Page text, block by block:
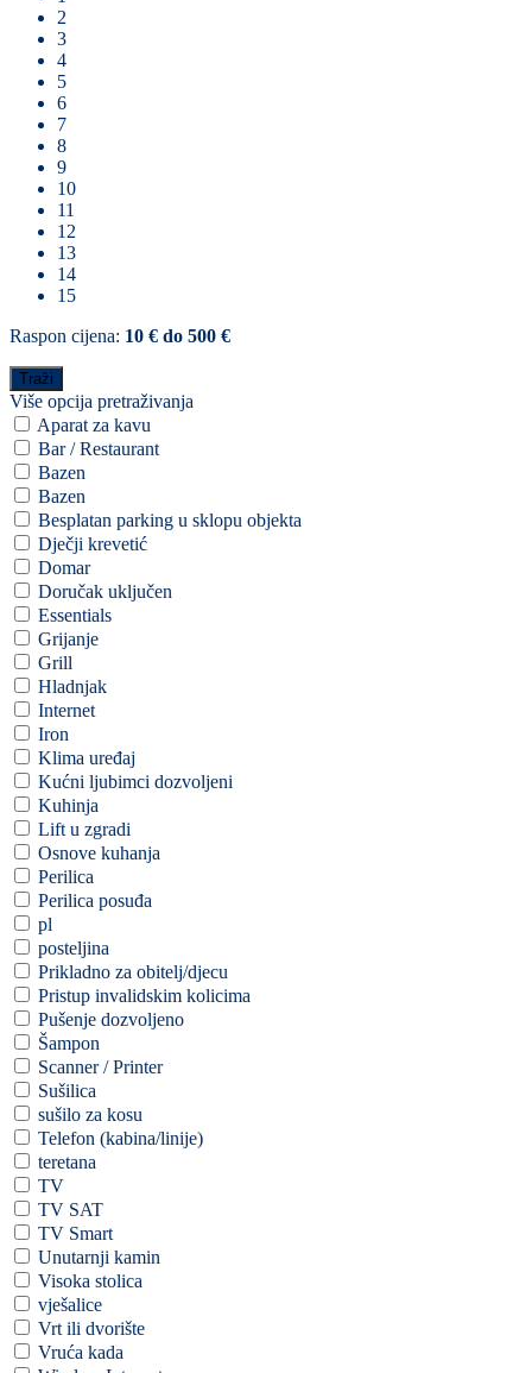
2
3
4
5
6
7
8
9
10
11
12
13
14
15
Raspon cijena: 10 € do 500 €
Više opcija pretraživanja
Aparat za kavu
Bar / Restaurant
Bazen
Bazen
Besplatan parking u sklopu objekta
Dječji krevetić
Domar
Doručak uključen
Essentials
Grijanje
Grill
Hladnjak
Internet
Iron
Klima uređaj
Kućni ljubimci dozvoljeni
Kuhinja
Lift u zgradi
Osnove kuhanja
Perilica
Perilica posuđa
pl
posteljina
Prikladno za obitelj/djecu
Pristup invalidskim kolicima
Pušenje dozvoljeno
Šampon
Scanner / Printer
Sušilica
sušilo za kosu
Telefon (kabina/linije)
teretana
TV
TV SAT
TV Smart
Unutarnji kamin
Visoka stolica
vješalice
Vrt ili dvorište
Vruća kada